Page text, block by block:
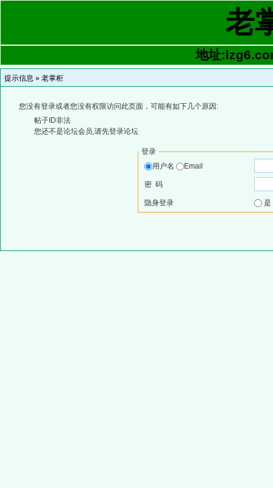
老
地址
提示信息 » 老掌柜
您没有登录或者您没有权限访问此页面，可能有如下几个原因:
帖子ID非法
您还不是论坛会员,请先登录论坛
登录
用户名
Email
密 码
隐身登录